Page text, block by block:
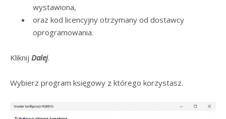
wystawiona,
oraz kod licencyjny otrzymany od dostawcy
oprogramowania.
Kliknij Dalej.
Wybierz program księgowy z którego korzystasz.